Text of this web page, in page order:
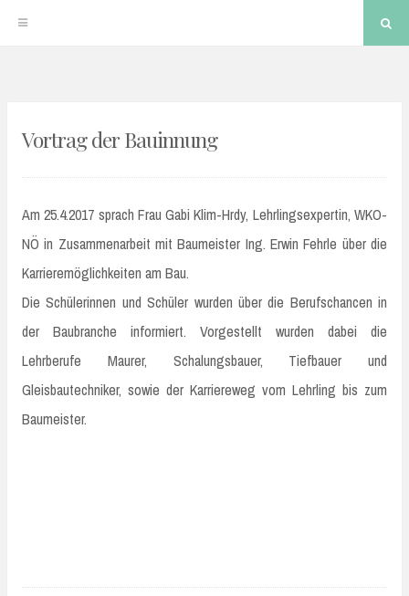
content
Vortrag der Bauinnung
Am 25.4.2017 sprach Frau Gabi Klim-Hrdy, Lehrlingsexpertin, WKO-
NÖ in Zusammenarbeit mit Baumeister Ing. Erwin Fehrle über die
Karrieremöglichkeiten am Bau.
Die Schülerinnen und Schüler wurden über die Berufschancen in
der Baubranche informiert. Vorgestellt wurden dabei die
Lehrberufe Maurer, Schalungsbauer, Tiefbauer und
Gleisbautechniker, sowie der Karriereweg vom Lehrling bis zum
Baumeister.